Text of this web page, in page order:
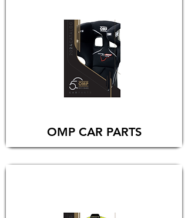
OMP CAR PARTS